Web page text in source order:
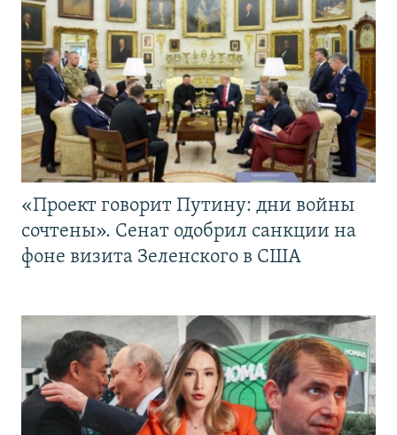
«Проект говорит Путину: дни войны
сочтены». Сенат одобрил санкции на
фоне визита Зеленского в США